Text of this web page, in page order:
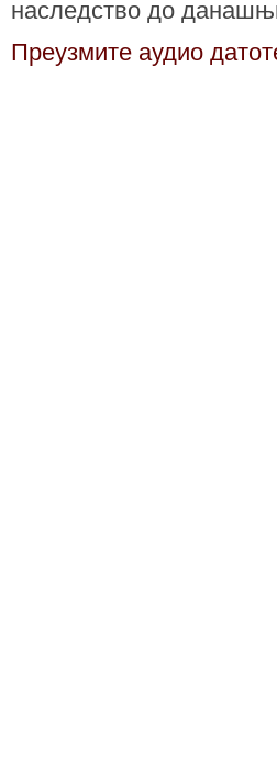
наследство до
Преузмите аудио